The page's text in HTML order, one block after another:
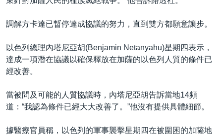
調解方卡達已暫停達成協議的努力，直到雙方都願意讓步。
以色列總理內塔尼亞胡(Benjamin Netanyahu)星期四表示，
達成一項潛在協議以確保釋放在加薩的以色列人質的條件已
經改善。
當被問及可能的人質協議時，內塔尼亞胡告訴當地14頻
道：“我認為條件已經大大改善了。”他沒有提供具體細節。
據醫療官員稱，以色列的軍事襲擊星期四在被圍困的加薩地